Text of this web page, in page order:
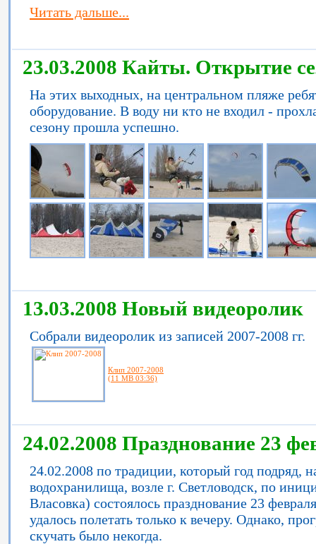
Читать дальше...
23.03.2008 Кайты. Открытие
На этих выходных, на центральном пляже
оборудование. В воду ни кто не входил -
сезону прошла успешно.
13.03.2008 Новый видеоролик
Собрали видеоролик из записей 2007-2008 гг.
Клип 2007-2008
(11 MB 03:36)
24.02.2008 Празднование 23
24.02.2008 по традиции, который год подряд,
водохранилища, возле г. Светловодск, по
Власовка) состоялось празднование 23
удалось полетать только к вечеру. Однако,
скучать было некогда.